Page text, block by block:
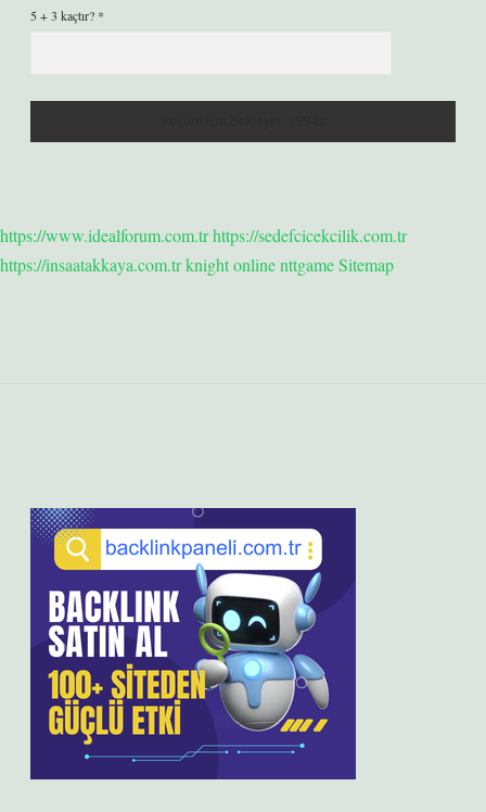
5 + 3 kaçtır? *
https://www.idealforum.com.trhttps://sedefcicekcilik.com.tr
https://insaatakkaya.com.trknight onlinenttgameSitemap